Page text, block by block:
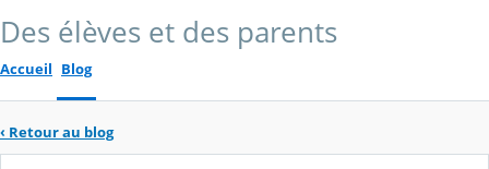
Des élèves et des parents
Accueil Blog
‹ Retour au blog